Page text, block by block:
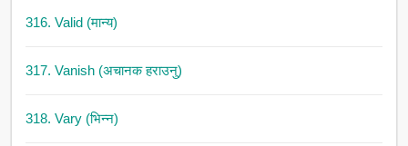
316. Valid (मान्य)
317. Vanish (अचानक हराउनु)
318. Vary (भिन्न)